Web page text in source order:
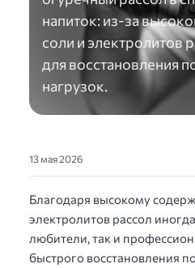
напиток: из-за
соли и электролитов
для восстановления
нагрузок.
13 мая 2026
Благодаря высокому
электролитов рассол
любители, так и
быстрого восстановления